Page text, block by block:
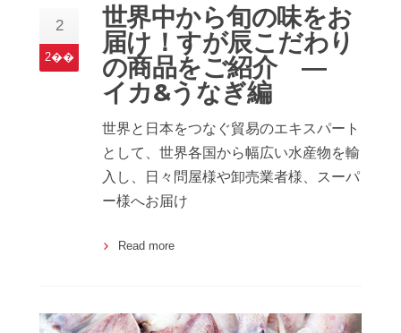
2
2��
世界中から旬の味をお
届け！すが辰こだわり
の商品をご紹介 ―
イカ&うなぎ編
世界と日本をつなぐ貿易のエキスパート
として、世界各国から幅広い水産物を輸
入し、日々問屋様や卸売業者様、スーパ
ー様へお届け
Read more